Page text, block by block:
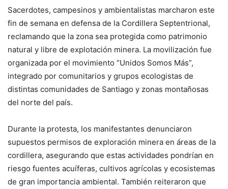
Sacerdotes, campesinos y ambientalistas marcharon este
fin de semana en defensa de la Cordillera Septentrional,
reclamando que la zona sea protegida como patrimonio
natural y libre de explotación minera. La movilización fue
organizada por el movimiento “Unidos Somos Más”,
integrado por comunitarios y grupos ecologistas de
distintas comunidades de Santiago y zonas montañosas
del norte del país.
Durante la protesta, los manifestantes denunciaron
supuestos permisos de exploración minera en áreas de la
cordillera, asegurando que estas actividades pondrían en
riesgo fuentes acuíferas, cultivos agrícolas y ecosistemas
de gran importancia ambiental. También reiteraron que